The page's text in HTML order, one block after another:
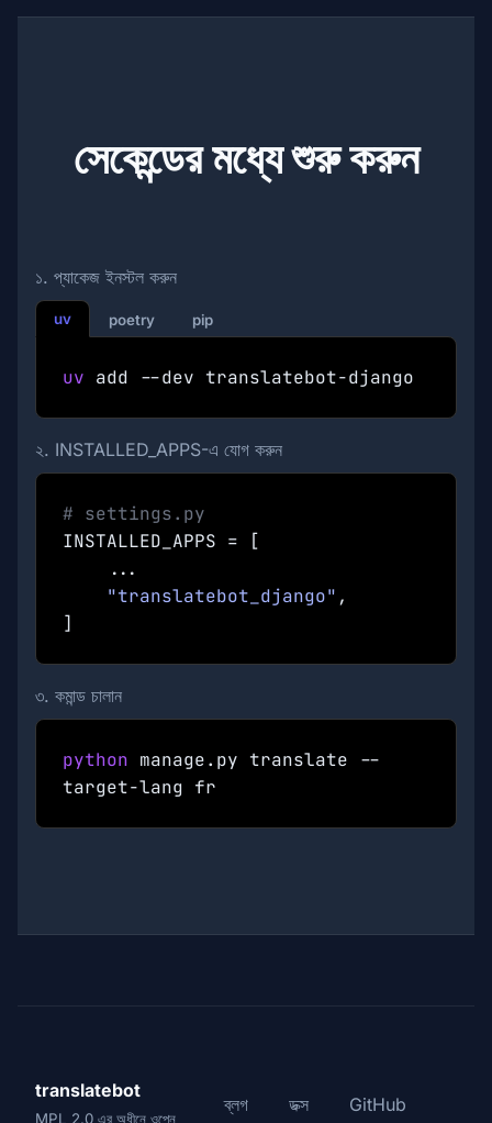
সেকেন্ডের মধ্যে শুরু করুন
১. প্যাকেজ ইনস্টল করুন
uv poetry pip
uv add --dev translatebot-django
২. INSTALLED_APPS-এ যোগ করুন
# settings.py
INSTALLED_APPS = [
...
"translatebot_django" ,
]
৩. কমান্ড চালান
python manage.py translate --
target-lang fr
translatebot
MPL 2.0 এর অধীনে ওপেন
ব্লগ ডক্স
GitHub